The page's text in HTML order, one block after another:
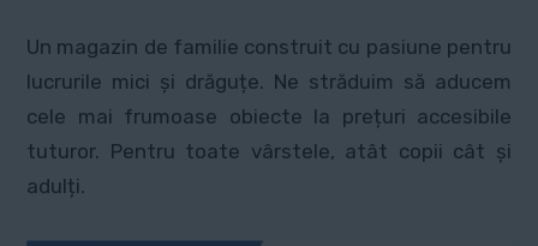
Un magazin de familie construit cu pasiune pentru
lucrurile mici și drăguțe. Ne străduim să aducem
cele mai frumoase obiecte la prețuri accesibile
tuturor. Pentru toate vârstele, atât copii cât și
adulți.